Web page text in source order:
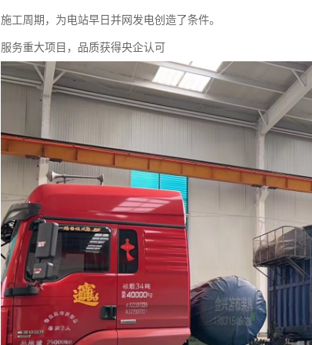
施工周期，为电站早日并网发电创造了条件。
服务重大项目，品质获得央企认可